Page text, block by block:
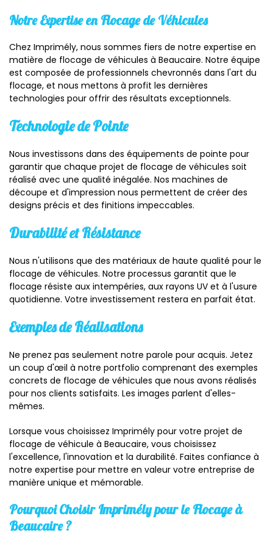
Notre Expertise en Flocage de Véhicules
Chez Imprimély, nous sommes fiers de notre expertise en
matière de flocage de véhicules à Beaucaire. Notre équipe
est composée de professionnels chevronnés dans l'art du
flocage, et nous mettons à profit les dernières
technologies pour offrir des résultats exceptionnels.
Technologie de Pointe
Nous investissons dans des équipements de pointe pour
garantir que chaque projet de flocage de véhicules soit
réalisé avec une qualité inégalée. Nos machines de
découpe et d'impression nous permettent de créer des
designs précis et des finitions impeccables.
Durabilité et Résistance
Nous n'utilisons que des matériaux de haute qualité pour le
flocage de véhicules. Notre processus garantit que le
flocage résiste aux intempéries, aux rayons UV et à l'usure
quotidienne. Votre investissement restera en parfait état.
Exemples de Réalisations
Ne prenez pas seulement notre parole pour acquis. Jetez
un coup d'œil à notre portfolio comprenant des exemples
concrets de flocage de véhicules que nous avons réalisés
pour nos clients satisfaits. Les images parlent d'elles-
mêmes.
Lorsque vous choisissez Imprimély pour votre projet de
flocage de véhicule à Beaucaire, vous choisissez
l'excellence, l'innovation et la durabilité. Faites confiance à
notre expertise pour mettre en valeur votre entreprise de
manière unique et mémorable.
Pourquoi Choisir Imprimély pour le Flocage à
Beaucaire ?